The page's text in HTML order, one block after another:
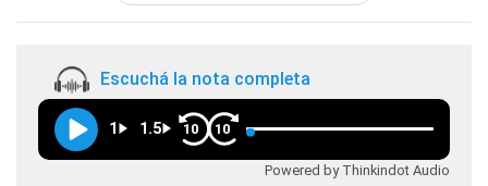
Escuchá la nota completa
1 1.5 10 10
Powered by Thinkindot Audio